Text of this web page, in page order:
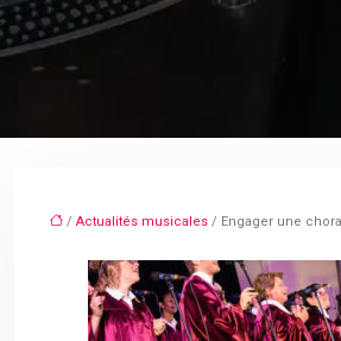
/ Actualités musicales / Engager une